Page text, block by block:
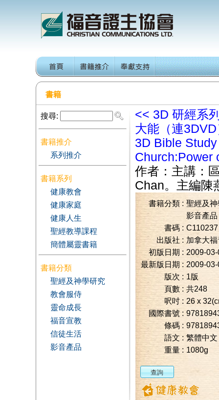
書籍
搜尋:
書籍推介
系列推介
書籍系列
健康教會
健康家庭
健康人生
聖經教導課程
簡體屬靈書籍
書籍分類
聖經及神學研究
教會服侍
靈命成長
福音宣教
信徒生活
影音產品
<< 3D 研經系
大能（連
3D Bible
Church:Power
作者： 主講：
Chan。主編陳
書籍分類 : 聖經及
影音產品
書碼 : C110237
出版社 : 加拿大
初版日期 : 2009-
最新版日期 : 2009-
版次 : 1版
頁數 : 共248
呎吋 : 26 x
國際書號 :
條碼 :
語文 : 繁體中文
重量 : 1080g